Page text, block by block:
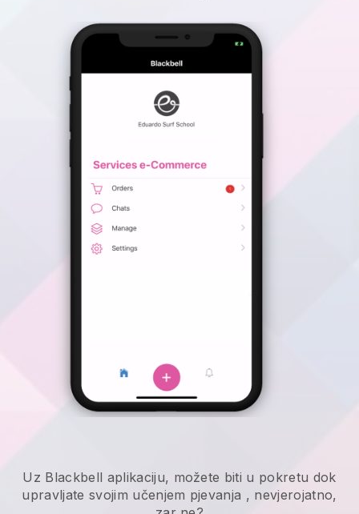
Uz Blackbell aplikaciju, možete biti u pokretu dok
upravljate svojim učenjem pjevanja , nevjerojatno,